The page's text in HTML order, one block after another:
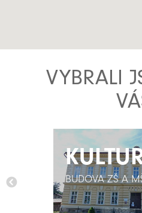
VYBRALI
BUDOVA ZŠ A
BUDOVA ZŠ A